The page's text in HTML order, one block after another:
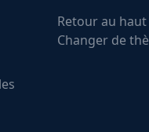
Retour au haut
Changer de